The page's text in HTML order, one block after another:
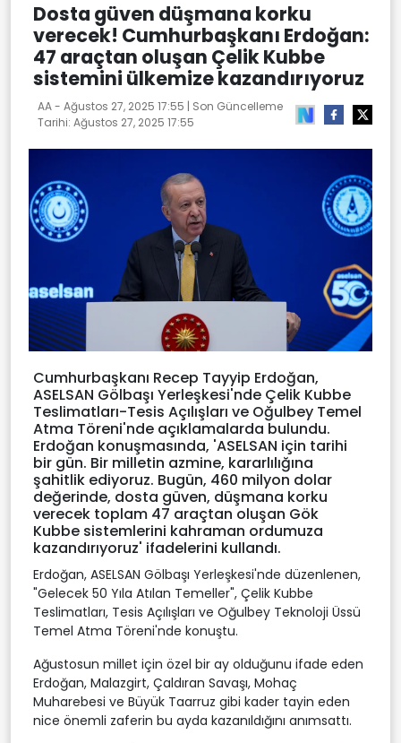
Dosta güven düşmana korku
verecek! Cumhurbaşkanı Erdoğan:
47 araçtan oluşan Çelik Kubbe
sistemini ülkemize kazandırıyoruz
AA - Ağustos 27, 2025 17:55 | Son Güncelleme
Tarihi: Ağustos 27, 2025 17:55
Cumhurbaşkanı Recep Tayyip Erdoğan,
ASELSAN Gölbaşı Yerleşkesi'nde Çelik Kubbe
Teslimatları-Tesis Açılışları ve Oğulbey Temel
Atma Töreni'nde açıklamalarda bulundu.
Erdoğan konuşmasında, 'ASELSAN için tarihi
bir gün. Bir milletin azmine, kararlılığına
şahitlik ediyoruz. Bugün, 460 milyon dolar
değerinde, dosta güven, düşmana korku
verecek toplam 47 araçtan oluşan Gök
Kubbe sistemlerini kahraman ordumuza
kazandırıyoruz' ifadelerini kullandı.
Erdoğan, ASELSAN Gölbaşı Yerleşkesi'nde düzenlenen,
"Gelecek 50 Yıla Atılan Temeller", Çelik Kubbe
Teslimatları, Tesis Açılışları ve Oğulbey Teknoloji Üssü
Temel Atma Töreni'nde konuştu.
Ağustosun millet için özel bir ay olduğunu ifade eden
Erdoğan, Malazgirt, Çaldıran Savaşı, Mohaç
Muharebesi ve Büyük Taarruz gibi kader tayin eden
nice önemli zaferin bu ayda kazanıldığını anımsattı.